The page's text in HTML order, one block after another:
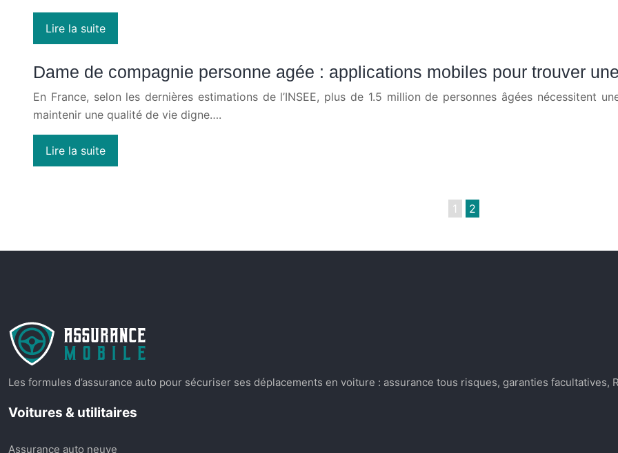
Lire la suite
Dame de compagnie personne agée : applications mobiles pour trouver
En France, selon les dernières estimations de l’INSEE, plus de 1.5 million de personnes âgées nécessitent
maintenir une qualité de vie digne….
Lire la suite
1 2
Les formules d’assurance auto pour sécuriser ses déplacements en voiture : assurance tous risques, garanties facultatives,
Voitures & utilitaires
Assurance auto neuve